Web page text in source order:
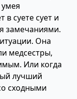
в суете сует и
замечаниями.
Она
медсестры,
Или когда
лучший
сходными